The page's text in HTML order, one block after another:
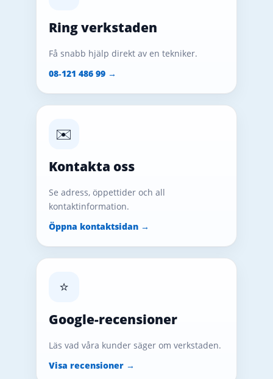
Ring verkstaden
Få snabb hjälp direkt av en tekniker.
08‑121 486 99 →
✉️
Kontakta oss
Se adress, öppettider och all
kontaktinformation.
Öppna kontaktsidan →
⭐
Google-recensioner
Läs vad våra kunder säger om verkstaden.
Visa recensioner →